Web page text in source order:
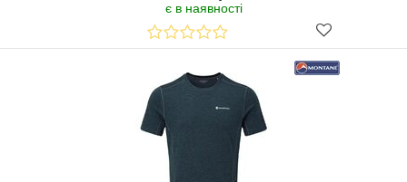
є в наявності